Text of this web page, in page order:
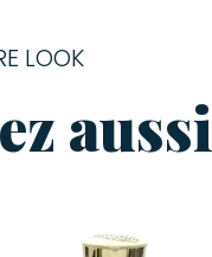
LOOK
aussi